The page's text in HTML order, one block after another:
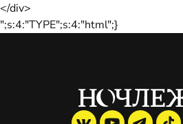
</div>
";s:4:"TYPE";s:4:"html";}